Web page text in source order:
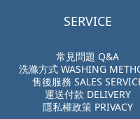
SERVICE
常見問題 Q&A
洗滌方式 WASHING
售後服務 SALES
運送付款 DELIVERY
隱私權政策 PRIVACY